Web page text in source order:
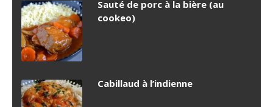
Sauté de porc à la bière (au
cookeo)
Cabillaud à l’indienne